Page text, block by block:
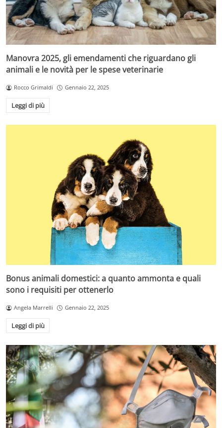
Manovra 2025, gli emendamenti che riguardano gli
animali e le novità per le spese veterinarie
Rocco Grimaldi Gennaio 22, 2025
Leggi di più
Bonus animali domestici: a quanto ammonta e quali
sono i requisiti per ottenerlo
Angela Marrelli Gennaio 22, 2025
Leggi di più